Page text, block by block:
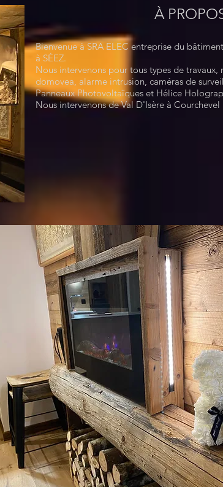
À
Bienvenue à SRA ELEC entreprise du
à SÉEZ.
Nous intervenons pour tous types de
domovea, alarme intrusion, caméras de
Panneaux Photovoltaïques et Hélice
Nous intervenons de Val D'Isère à Courchevel